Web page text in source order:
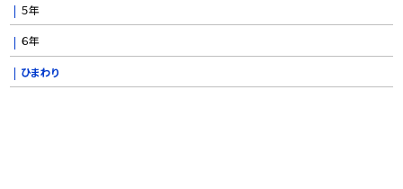
５年
６年
ひまわり